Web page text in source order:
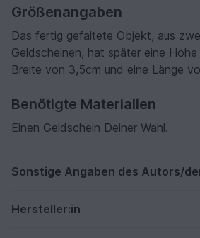
Größenangaben
Das fertig gefaltete Objekt, aus
Geldscheinen, hat später eine
Breite von 3,5cm und eine Länge
Benötigte Materialien
Einen Geldschein Deiner Wahl.
Sonstige Angaben des Autors/
Hersteller:in